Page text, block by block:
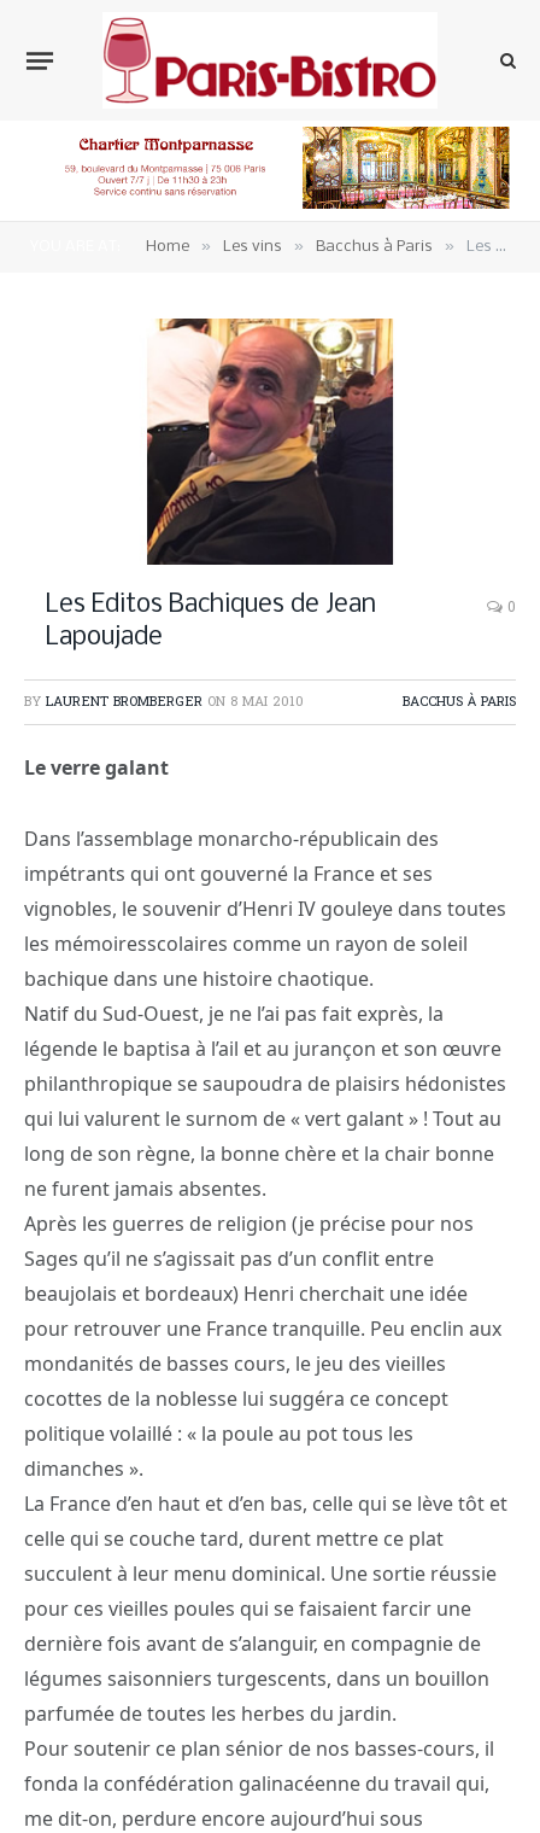
Home » Les vins » Bacchus à Paris » Les Editos Bachiques de Jean Lapoujade
Les Editos Bachiques de Jean
Lapoujade
0
BY LAURENT BROMBERGER ON 8 MAI 2010 BACCHUS À PARIS
Le verre galant
Dans l’assemblage monarcho-républicain des
impétrants qui ont gouverné la France et ses
vignobles, le souvenir d’Henri IV gouleye dans toutes
les mémoiresscolaires comme un rayon de soleil
bachique dans une histoire chaotique.
Natif du Sud-Ouest, je ne l’ai pas fait exprès, la
légende le baptisa à l’ail et au jurançon et son œuvre
philanthropique se saupoudra de plaisirs hédonistes
qui lui valurent le surnom de « vert galant » ! Tout au
long de son règne, la bonne chère et la chair bonne
ne furent jamais absentes.
Après les guerres de religion (je précise pour nos
Sages qu’il ne s’agissait pas d’un conflit entre
beaujolais et bordeaux) Henri cherchait une idée
pour retrouver une France tranquille. Peu enclin aux
mondanités de basses cours, le jeu des vieilles
cocottes de la noblesse lui suggéra ce concept
politique volaillé : « la poule au pot tous les
dimanches ».
La France d’en haut et d’en bas, celle qui se lève tôt et
celle qui se couche tard, durent mettre ce plat
succulent à leur menu dominical. Une sortie réussie
pour ces vieilles poules qui se faisaient farcir une
dernière fois avant de s’alanguir, en compagnie de
légumes saisonniers turgescents, dans un bouillon
parfumée de toutes les herbes du jardin.
Pour soutenir ce plan sénior de nos basses-cours, il
fonda la confédération galinacéenne du travail qui,
me dit-on, perdure encore aujourd’hui sous